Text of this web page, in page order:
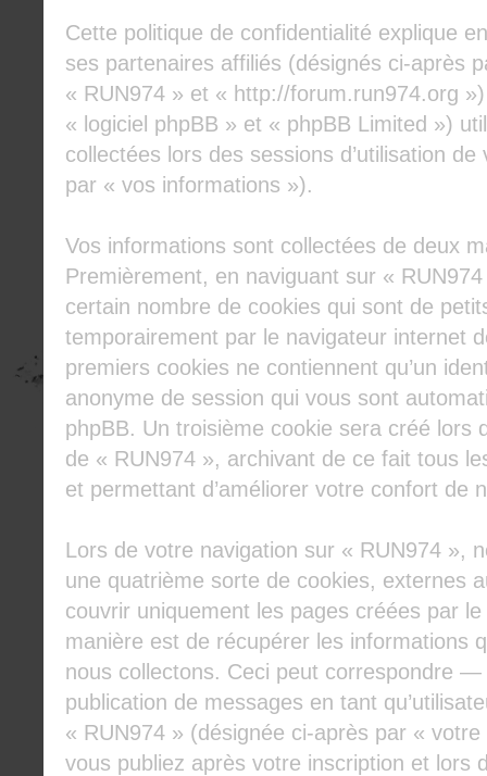
Cette politique de confidentialité explique
ses partenaires affiliés (désignés ci-après
« RUN974 » et « http://forum.run974.org
« logiciel phpBB » et « phpBB Limited »)
collectées lors des sessions d’utilisation
par « vos informations »).
Vos informations sont collectées de deux
Premièrement, en naviguant sur «
certain nombre de cookies qui sont de
temporairement par le navigateur internet
premiers cookies ne contiennent qu’un
anonyme de session qui vous sont
phpBB. Un troisième cookie sera créé lors
de « RUN974 », archivant de ce fait tous
et permettant d’améliorer votre confort de
Lors de votre navigation sur « RUN974 »,
une quatrième sorte de cookies, externes
couvrir uniquement les pages créées par
manière est de récupérer les informations
nous collectons. Ceci peut correspondre
publication de messages en tant
« RUN974 » (désignée ci-après par «
vous publiez après votre inscription et lors